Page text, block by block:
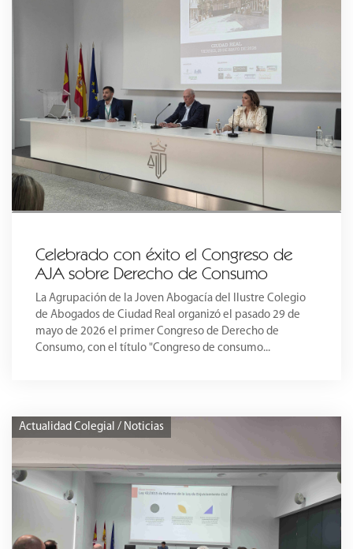
Celebrado con éxito el Congreso de
AJA sobre Derecho de Consumo
La Agrupación de la Joven Abogacía del Ilustre Colegio
de Abogados de Ciudad Real organizó el pasado 29 de
mayo de 2026 el primer Congreso de Derecho de
Consumo, con el título "Congreso de consumo...
Actualidad Colegial / Noticias